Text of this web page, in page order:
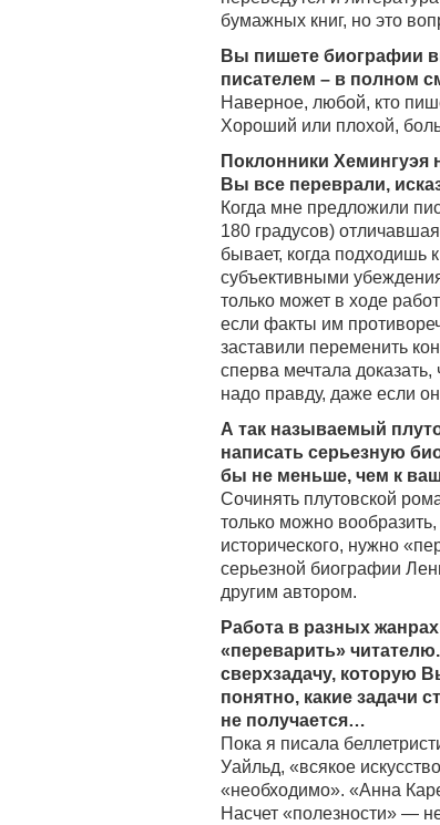
бумажных книг, но это
Вы пишете биографии
писателем – в полном
Наверное, любой, кто
Хороший или плохой,
Поклонники Хемингуэя
Вы все переврали,
Когда мне предложили
180 градусов)
бывает, когда подходишь
субъективными
только может в ходе
если факты им
заставили переменить
сперва мечтала
надо правду, даже если
А так называемый
написать серьезную
бы не меньше, чем к
Сочинять плутовской
только можно
исторического, нужно
серьезной биографии
другим автором.
Работа в разных
«переварить»
сверхзадачу, которую
понятно, какие задачи
не получается…
Пока я писала
Уайльд, «всякое
«необходимо». «Анна
Насчет «полезности» —